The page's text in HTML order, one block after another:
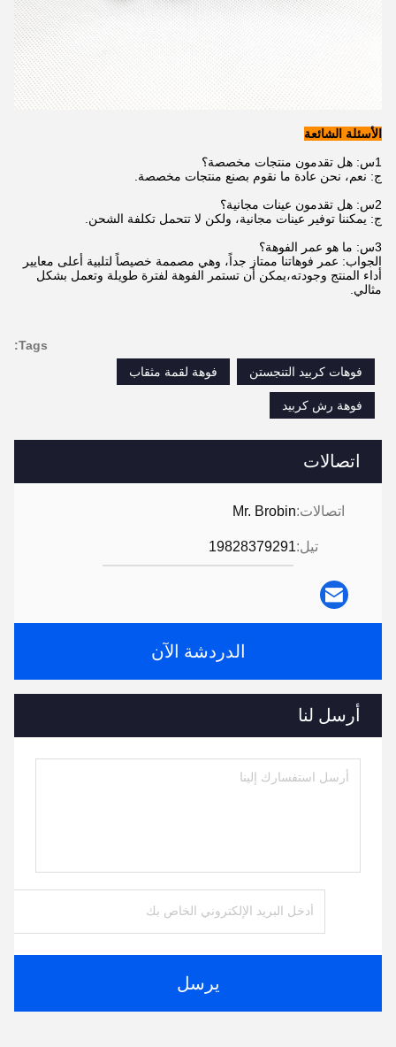
اتصالات
اتصالات:Mr. Brobin
تيل:19828379291
الدردشة الآن
أرسل لنا
يرسل
الأسئلة الشائعة
1س: هل تقدمون منتجات مخصصة؟
ج: نعم، نحن عادة ما نقوم بصنع منتجات مخصصة.
2س: هل تقدمون عينات مجانية؟
ج: يمكننا توفير عينات مجانية، ولكن لا تتحمل تكلفة الشحن.
3س: ما هو عمر الفوهة؟
الجواب: عمر فوهاتنا ممتاز جداً، وهي مصممة خصيصاً لتلبية أعلى معايير
أداء المنتج وجودته،يمكن أن تستمر الفوهة لفترة طويلة وتعمل بشكل
مثالي.
Tags:
فوهات كربيد التنجستن
فوهة لقمة مثقاب
فوهة رش كربيد